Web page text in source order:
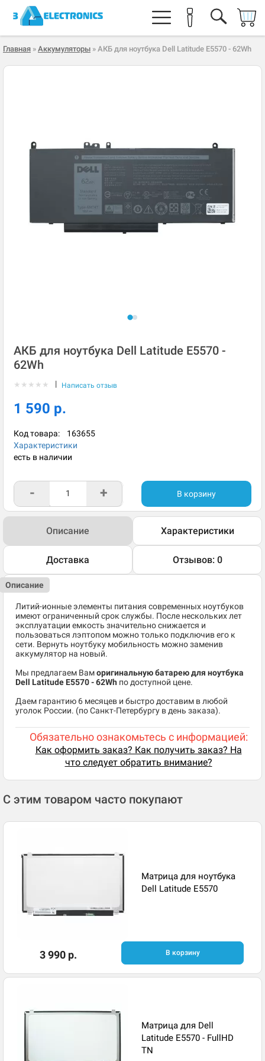
Главная » Аккумуляторы » АКБ для ноутбука Dell Latitude E5570 - 62Wh
АКБ для ноутбука Dell Latitude E5570 -
62Wh
★ ★ ★ ★ ★ | Написать отзыв
1 590 р.
Код товара: 163655
Характеристики
есть в наличии
- + В корзину
Описание Характеристики
Доставка Отзывов: 0
Описание
Литий-ионные элементы питания современных ноутбуков
имеют ограниченный срок службы. После нескольких лет
эксплуатации емкость значительно снижается и
пользоваться лэптопом можно только подключив его к
сети. Вернуть ноутбуку мобильность можно заменив
аккумулятор на новый.
Мы предлагаем Ваморигинальную батарею для ноутбука
Dell Latitude E5570 - 62Wh по доступной цене.
Даем гарантию 6 месяцев и быстро доставим в любой
уголок России. (по Санкт-Петербургу в день заказа).
Обязательно ознакомьтесь с информацией:
Как оформить заказ? Как получить заказ? На
что следует обратить внимание?
С этим товаром часто покупают
Матрица для ноутбука
Dell Latitude E5570
3 990 р. В корзину
Матрица для Dell
Latitude E5570 - FullHD
TN